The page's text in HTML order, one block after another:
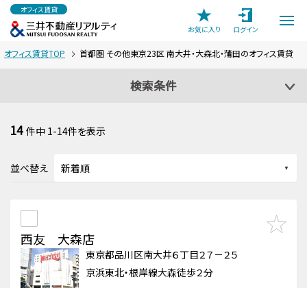
オフィス賃貸
お気に入り
ログイン
オフィス賃貸TOP 首都圏 その他東京23区 南大井・大森北・蒲田のオフィス賃貸
検索条件
14 件中 1-14件を表示
並べ替え
西友 大森店
東京都品川区南大井６丁目２７－２５
京浜東北・根岸線大森徒歩２分